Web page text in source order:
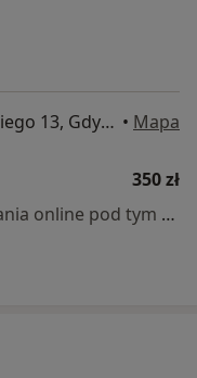
Żołnierzy I Armii Wojska Polskiego 13, Gdynia • Mapa
350 zł
Specjalista nie oferuje umawiania online pod tym adresem.